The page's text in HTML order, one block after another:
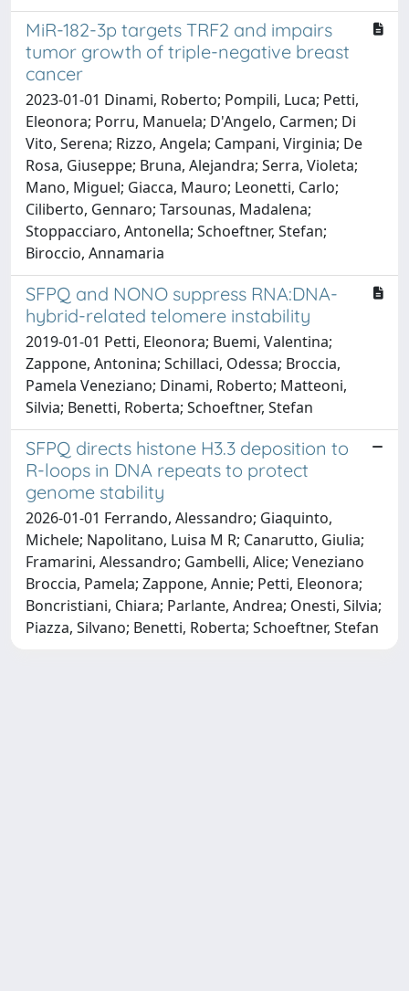
MiR-182-3p targets TRF2 and impairs
tumor growth of triple-negative breast
cancer
2023-01-01 Dinami, Roberto; Pompili, Luca; Petti,
Eleonora; Porru, Manuela; D'Angelo, Carmen; Di
Vito, Serena; Rizzo, Angela; Campani, Virginia; De
Rosa, Giuseppe; Bruna, Alejandra; Serra, Violeta;
Mano, Miguel; Giacca, Mauro; Leonetti, Carlo;
Ciliberto, Gennaro; Tarsounas, Madalena;
Stoppacciaro, Antonella; Schoeftner, Stefan;
Biroccio, Annamaria
SFPQ and NONO suppress RNA:DNA-
hybrid-related telomere instability
2019-01-01 Petti, Eleonora; Buemi, Valentina;
Zappone, Antonina; Schillaci, Odessa; Broccia,
Pamela Veneziano; Dinami, Roberto; Matteoni,
Silvia; Benetti, Roberta; Schoeftner, Stefan
SFPQ directs histone H3.3 deposition to
R-loops in DNA repeats to protect
genome stability
2026-01-01 Ferrando, Alessandro; Giaquinto,
Michele; Napolitano, Luisa M R; Canarutto, Giulia;
Framarini, Alessandro; Gambelli, Alice; Veneziano
Broccia, Pamela; Zappone, Annie; Petti, Eleonora;
Boncristiani, Chiara; Parlante, Andrea; Onesti, Silvia;
Piazza, Silvano; Benetti, Roberta; Schoeftner, Stefan